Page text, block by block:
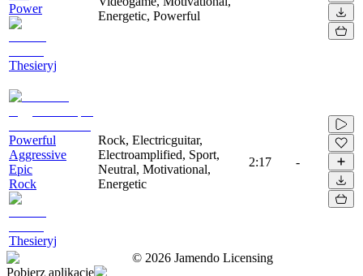
Power
Thesieryj
Energetic, Powerful
Powerful
Aggressive
Epic
Rock
Thesieryj
Rock, Electricguitar,
Electroamplified, Sport,
Neutral, Motivational,
Energetic
2:17 -
© 2026 Jamendo Licensing
Pobierz aplikację